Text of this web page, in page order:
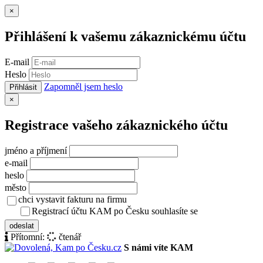
×
Přihlášení k vašemu zákaznickému účtu
E-mail
Heslo
Přihlásit Zapomněl jsem heslo
×
Registrace vašeho zákaznického účtu
jméno a příjmení
e-mail
heslo
město
chci vystavit fakturu na firmu
Registrací účtu KAM po Česku souhlasíte se
odeslat
Přítomní:
čtenář
S námi víte KAM